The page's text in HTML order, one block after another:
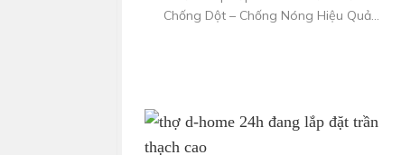
Chống Dột – Chống Nóng Hiệu Quả...